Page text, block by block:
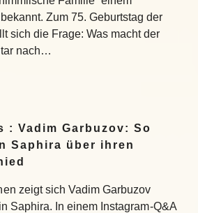
Zum 75. Geburtstag der
sich die Frage: Was macht der
nach…
: Vadim Garbuzov: So
Saphira über ihren
zeigt sich Vadim Garbuzov
Saphira. In einem Instagram-Q&A